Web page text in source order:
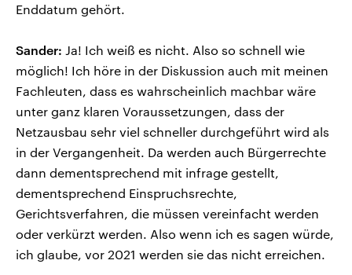
Enddatum gehört.
Sander: Ja! Ich weiß es nicht. Also so schnell wie
möglich! Ich höre in der Diskussion auch mit meinen
Fachleuten, dass es wahrscheinlich machbar wäre
unter ganz klaren Voraussetzungen, dass der
Netzausbau sehr viel schneller durchgeführt wird als
in der Vergangenheit. Da werden auch Bürgerrechte
dann dementsprechend mit infrage gestellt,
dementsprechend Einspruchsrechte,
Gerichtsverfahren, die müssen vereinfacht werden
oder verkürzt werden. Also wenn ich es sagen würde,
ich glaube, vor 2021 werden sie das nicht erreichen.